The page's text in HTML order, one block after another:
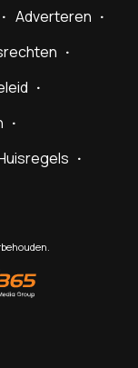
Adverteren